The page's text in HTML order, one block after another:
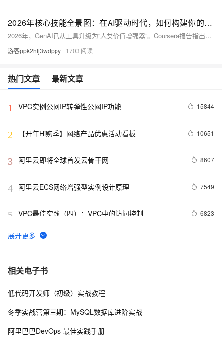
2026年核心技能全景图：在AI驱动时代，如何构建你的未来竞争力
2026年，GenAI已从工具升级为“人类价值增强器”。Coursera报告指出：GenAI应用、批判性思维、AI治理与技能融合成四大核心趋势。AIPM（AI产品经理）认证由CAIE研究院推出，覆盖需求洞察、Agent架构、提示工程等全链路能力，助力个人转型与企业AI人才建设，是把握人机协同未来的权威路径。（239字）
游客ppk2hfj3wdppy 1703
热门文章 最新文章
1 VPC实例公网IP转弹性公网IP功能 15844
2 【开年Hi购季】网络产品优惠活动看板 10651
3 阿里云即将全球首发云骨干网 8607
4 阿里云ECS网络增强型实例设计原理 7549
5 VPC最佳实践（四）：VPC中的访问控制 6823
6 用Ruby实现一个最简的区块链
7 VPC最佳实践（五）：如何构建混合云？
8 APP轻松通过苹果IPv6审核——阿里云网络产品级解
时间自定义功能
相关电子书
低代码开发师（初级）实战教程
冬季实战营第三期：MySQL数据库进阶实战
阿里巴巴DevOps 最佳实践手册